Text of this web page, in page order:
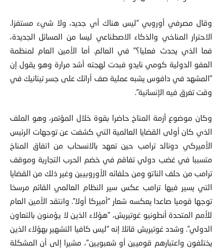
الاحترار المناخي والذكاء الاصطناعي ليسا من المسائل الجديدة،
فما الذي يحدث فعليا؟” في العالم. أما الأمين العام لمنظمة
العفو الدولية كومي نايدو فبدت لهجته أشد مرارة وهو يقول إن
“المشهد في دافوس يشبه عملية صف أرائك على جسر تيتانيك في
وقت تغرق فيه الإنسانية”.
الذي كان أولى القضايا العالمية التي كشفت عن توجهات الرئيس
الأميركي دونالد ترامب حين تعهد بالانسحاب من اتفاق المناخ
متسببا في غضب دولي تفاقم في خضم الحرب التجارية وموقف
ترامب من حلف الناتو ومن حلفائه الأوروبيين وغير ذلك من القضايا
التي يسير فيها ترامب عكس سير النظام العالمي القائم مرسخا
توجها قوميا صاعدا يعكسه شعار “أميركا أولا”. وانتقد الأمين العام
للأمم المتحدة أنطونيو غوتيريش، “هؤلاء الذين لا يؤمنون بالتعاون
الدولي”. وشدد غوتيريش قائلا إنه “ليس كافيا التشهير بهؤلاء الذين
يختلفون واعتبارهم قوميين أو شعبويين”، مشيرا إلى أن المشكلة
أكثر جدية من القادة السياسيين الذين يبجلون المصالح الوطنية